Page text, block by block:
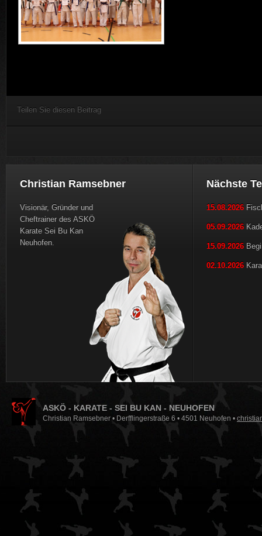
Teilen Sie diesen Beitrag
Christian Ramsebner
Visionär, Gründer und
Cheftrainer des ASKÖ
Karate Sei Bu Kan
Neuhofen.
Nächste
15.08.2026
05.09.2026
15.09.2026
02.10.2026
ASKÖ - KARATE - SEI BU KAN - NEUHOFEN
Christian Ramsebner • Derfflingerstraße 6 • 4501 Neuhofen •